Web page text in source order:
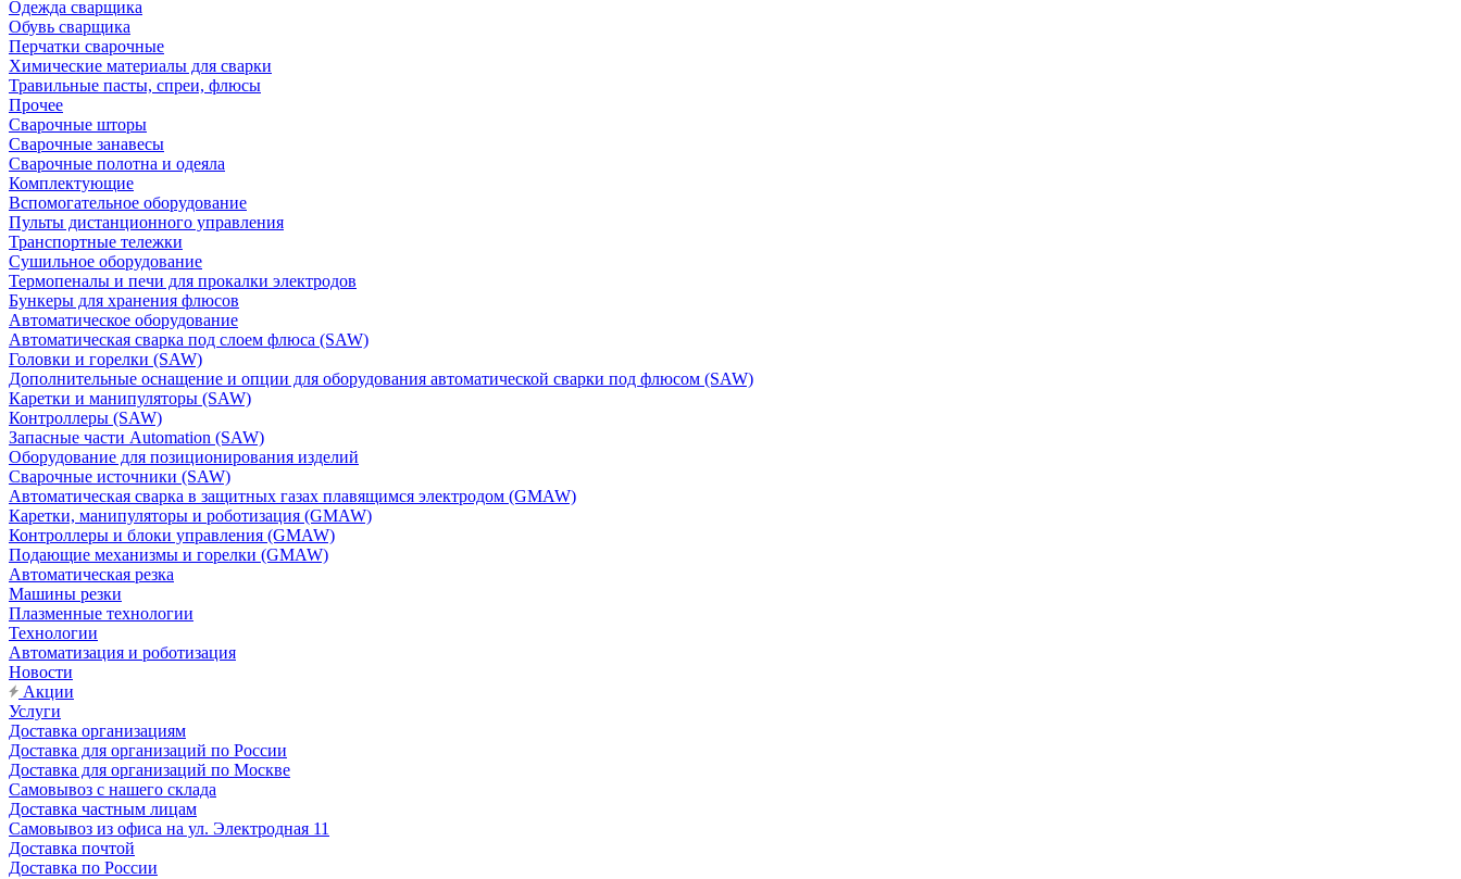
Одежда сварщика
Обувь сварщика
Перчатки сварочные
Химические материалы для сварки
Травильные пасты, спреи, флюсы
Прочее
Сварочные шторы
Сварочные занавесы
Сварочные полотна и одеяла
Комплектующие
Вспомогательное оборудование
Пульты дистанционного управления
Транспортные тележки
Сушильное оборудование
Термопеналы и печи для прокалки электродов
Бункеры для хранения флюсов
Автоматическое оборудование
Автоматическая сварка под слоем флюса (SAW)
Головки и горелки (SAW)
Дополнительные оснащение и опции для оборудования автоматической сварки под флюсом (SAW)
Каретки и манипуляторы (SAW)
Контроллеры (SAW)
Запасные части Automation (SAW)
Оборудование для позиционирования изделий
Сварочные источники (SAW)
Автоматическая сварка в защитных газах плавящимся электродом (GMAW)
Каретки, манипуляторы и роботизация (GMAW)
Контроллеры и блоки управления (GMAW)
Подающие механизмы и горелки (GMAW)
Автоматическая резка
Машины резки
Плазменные технологии
Технологии
Автоматизация и роботизация
Новости
Акции
Услуги
Доставка организациям
Доставка для организаций по России
Доставка для организаций по Москве
Самовывоз с нашего склада
Доставка частным лицам
Самовывоз из офиса на ул. Электродная 11
Доставка почтой
Доставка по России